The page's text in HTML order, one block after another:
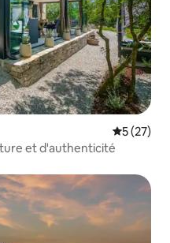
Note
5 (27)
et d'authenticité